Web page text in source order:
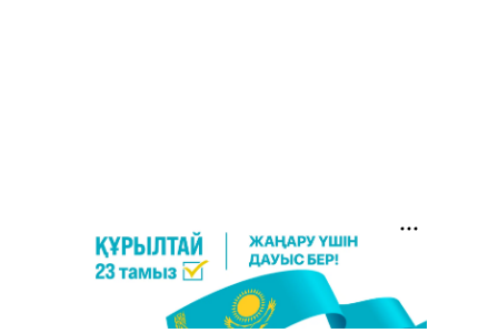
2751 2
🇫🇷 Клуб ПСЖ объявил об открытии своей